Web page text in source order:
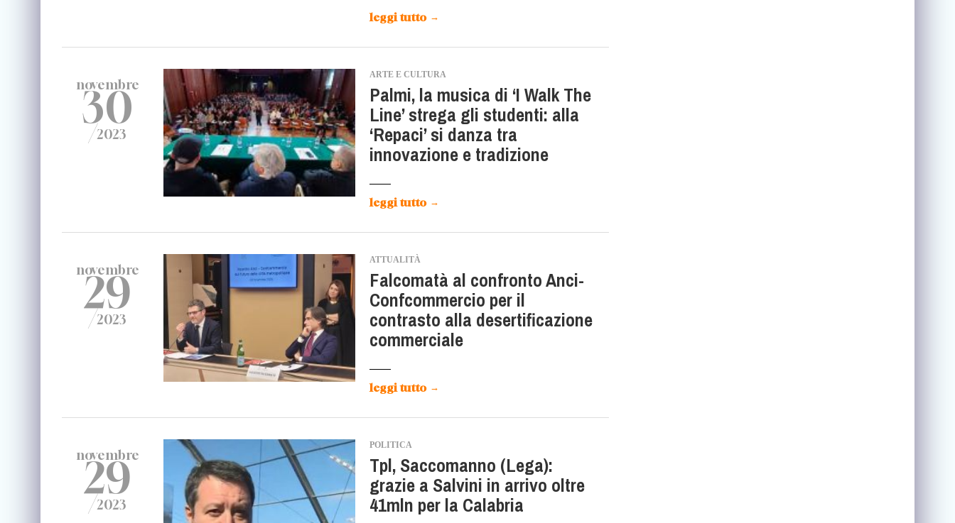
leggi tutto →
novembre
30
/2023
ARTE E CULTURA
Palmi, la musica di ‘I Walk The
Line’ strega gli studenti: alla
‘Repaci’ si danza tra
innovazione e tradizione
leggi tutto →
novembre
29
/2023
ATTUALITÀ
Falcomatà al confronto Anci-
Confcommercio per il
contrasto alla desertificazione
commerciale
leggi tutto →
novembre
29
/2023
POLITICA
Tpl, Saccomanno (Lega):
grazie a Salvini in arrivo oltre
41mln per la Calabria